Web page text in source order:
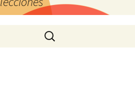
Buscar: